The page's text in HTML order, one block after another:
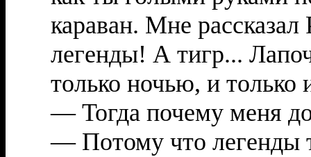
караван. Мне
легенды! А тигр...
только ночью, и
— Тогда почему меня
— Потому что легенды